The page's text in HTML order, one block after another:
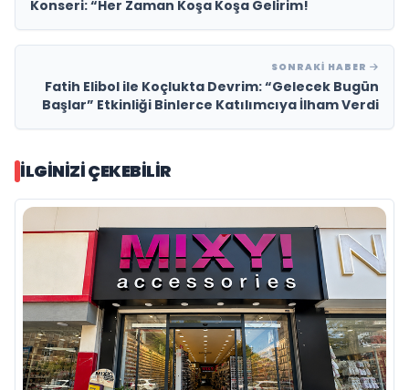
Konseri: “Her Zaman Koşa Koşa Gelirim!
SONRAKI HABER
Fatih Elibol ile Koçlukta Devrim: “Gelecek Bugün
Başlar” Etkinliği Binlerce Katılımcıya İlham Verdi
İLGINIZI ÇEKEBILIR